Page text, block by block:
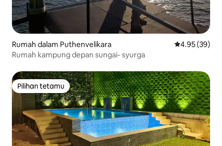
Rumah dalam Puthenvelikara Penarafan
4.95 (39)
Rumah kampung depan sungai- syurga
Pilihan tetamu
Pilihan tetamu